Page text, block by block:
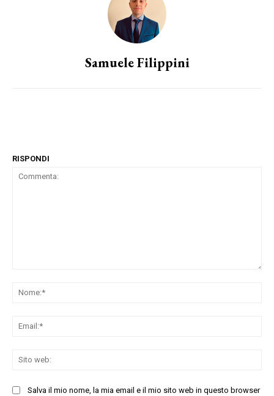
Samuele Filippini
RISPONDI
Salva il mio nome, la mia email e il mio sito web in questo browser